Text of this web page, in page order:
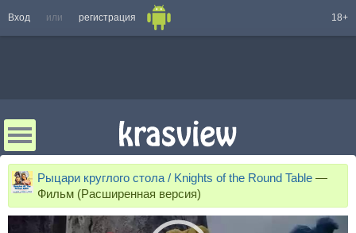
Вход или регистрация 18+
Рыцари круглого стола / Knights of the Round Table —
Фильм (Расширенная версия)